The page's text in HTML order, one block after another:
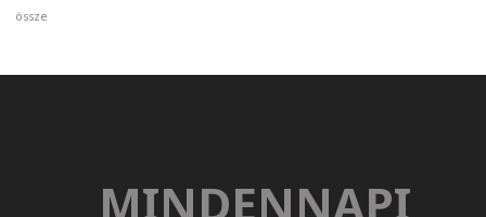
össze
MINDENNAPI